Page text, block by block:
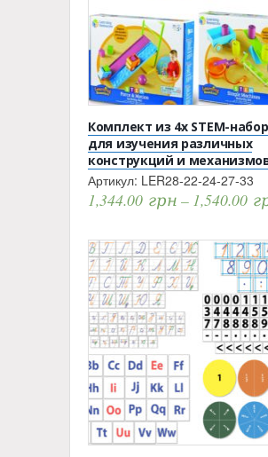
Комплект из 4х STEM-
для изучения различных
конструкций и
Артикул: LER28-22-24-27-33
1,344.00 грн – 1,540.00